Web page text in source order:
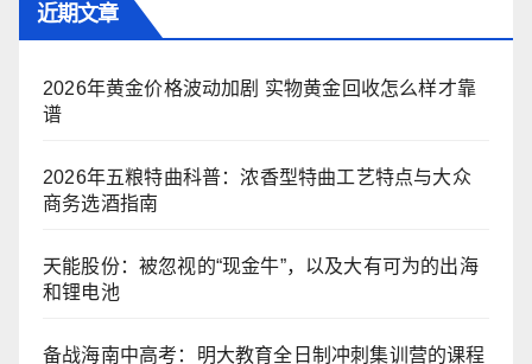
近期文章
2026年黄金价格波动加剧 实物黄金回收怎么样才靠
谱
2026年五粮特曲科普：浓香型特曲工艺特点与大众
商务选酒指南
天能股份：被忽视的“现金牛”，以及大有可为的出海
和锂电池
备战海南中高考：明大教育全日制冲刺集训营的课程